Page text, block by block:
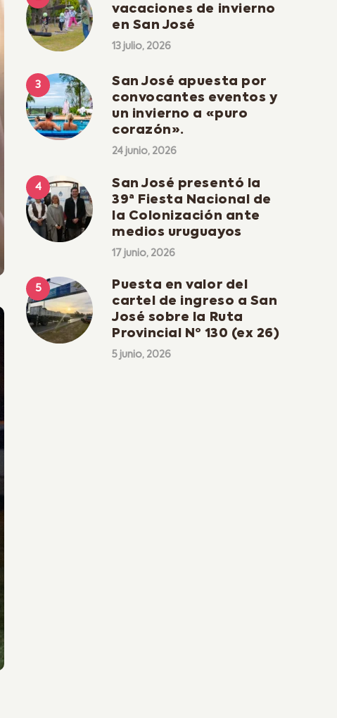
vacaciones de invierno
en San José
13 julio, 2026
San José apuesta por
convocantes eventos y
un invierno a «puro
corazón».
24 junio, 2026
San José presentó la
39ª Fiesta Nacional de
la Colonización ante
medios uruguayos
17 junio, 2026
Puesta en valor del
cartel de ingreso a San
José sobre la Ruta
Provincial Nº 130 (ex 26)
5 junio, 2026